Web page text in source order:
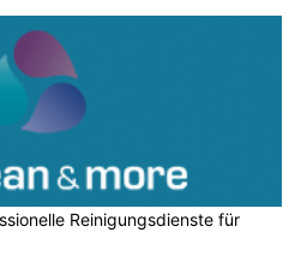
Reinigungsdienste für